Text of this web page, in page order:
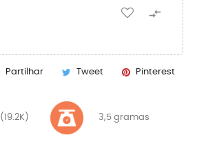

Partilhar Tweet Pinterest
Ouro 800 (19.2K) 3,5 gramas